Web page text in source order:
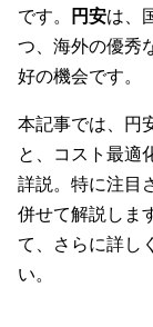
です。 円安は、
つ、海外の優秀
好の機会です。
本記事では、円
と、コスト最適
詳説。特に注目
併せて解説します
て、さらに詳し
い。